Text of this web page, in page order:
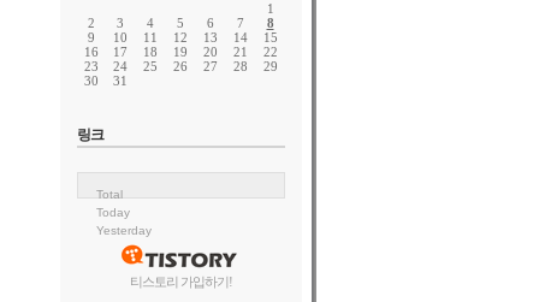
1
2
3 4 5 6 7
8
9
10 11 12 13 14
15
16
17 18 19 20 21
22
23
24 25 26 27 28
29
30
31
링크
Total
Today
Yesterday
티스토리 가입하기!